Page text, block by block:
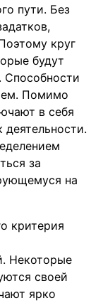
пути. Без
круг
будут
Способности
Помимо
в себя
за
на
критерия
Некоторые
своей
ярко